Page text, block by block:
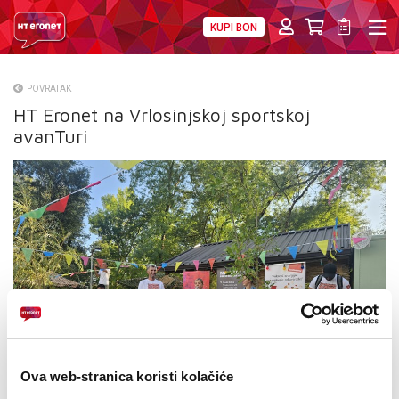
Ova web-stranica koristi kolačiće
KUPI BON
O NAMA
NATJEČAJI
VELEPRODAJA
KONTAKTI
MOJ PROFIL
POVRATAK
HT Eronet na Vrlosinjskoj sportskoj
avanTuri